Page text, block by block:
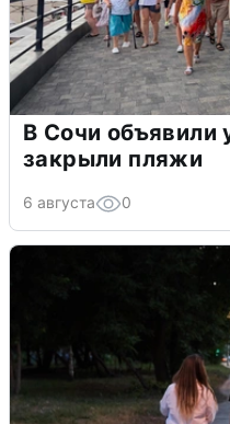
В Сочи объявили
закрыли пляжи
6 августа 0